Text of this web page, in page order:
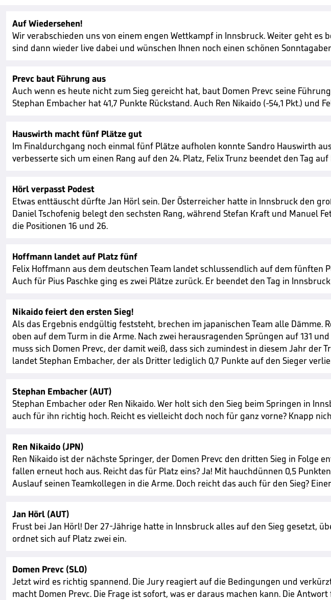
Auf Wiedersehen!
Wir verabschieden uns von einem engen Wettkampf in Innsbruck. Weiter geht
sind dann wieder live dabei und wünschen Ihnen noch einen schönen
Prevc baut Führung aus
Auch wenn es heute nicht zum Sieg gereicht hat, baut Domen Prevc seine
Stephan Embacher hat 41,7 Punkte Rückstand. Auch Ren Nikaido (-54,1 Pkt.)
Hauswirth macht fünf Plätze gut
Im Finaldurchgang noch einmal fünf Plätze aufholen konnte Sandro Hauswirth
verbesserte sich um einen Rang auf den 24. Platz, Felix Trunz beendet den Tag auf
Hörl verpasst Podest
Etwas enttäuscht dürfte Jan Hörl sein. Der Österreicher hatte in Innsbruck den
Daniel Tschofenig belegt den sechsten Rang, während Stefan Kraft und Manuel
die Positionen 16 und 26.
Hoffmann landet auf Platz fünf
Felix Hoffmann aus dem deutschen Team landet schlussendlich auf dem fünften
Auch für Pius Paschke ging es zwei Plätze zurück. Er beendet den Tag in
Nikaido feiert den ersten Sieg!
Als das Ergebnis endgültig feststeht, brechen im japanischen Team alle
oben auf dem Turm in die Arme. Nach zwei herausragenden Sprüngen auf 131
muss sich Domen Prevc, der damit weiß, dass sich zumindest in diesem Jahr
landet Stephan Embacher, der als Dritter lediglich 0,7 Punkte auf den Sieger
Stephan Embacher (AUT)
Stephan Embacher oder Ren Nikaido. Wer holt sich den Sieg beim Springen in
auch für ihn richtig hoch. Reicht es vielleicht doch noch für ganz vorne? Knapp
Ren Nikaido (JPN)
Ren Nikaido ist der nächste Springer, der Domen Prevc den dritten Sieg in
fallen erneut hoch aus. Reicht das für Platz eins? Ja! Mit hauchdünnen 0,5
Auslauf seinen Teamkollegen in die Arme. Doch reicht das auch für den Sieg?
Jan Hörl (AUT)
Frust bei Jan Hörl! Der 27-Jährige hatte in Innsbruck alles auf den Sieg gesetzt,
ordnet sich auf Platz zwei ein.
Domen Prevc (SLO)
Jetzt wird es richtig spannend. Die Jury reagiert auf die Bedingungen und
macht Domen Prevc. Die Frage ist sofort, was er daraus machen kann. Die